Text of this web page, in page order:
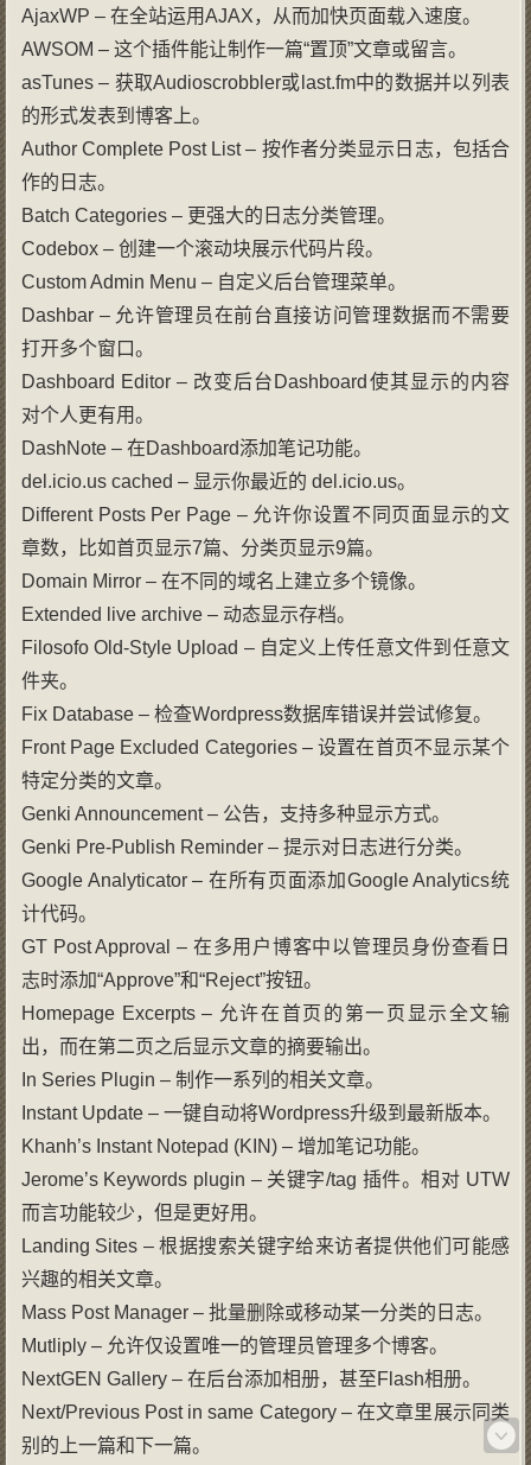
AjaxWP – 在全站运用AJAX，从而加快页面载入速度。
AWSOM – 这个插件能让制作一篇“置顶”文章或留言。
asTunes – 获取Audioscrobbler或last.fm中的数据并以列表
的形式发表到博客上。
Author Complete Post List – 按作者分类显示日志，包括合
作的日志。
Batch Categories – 更强大的日志分类管理。
Codebox – 创建一个滚动块展示代码片段。
Custom Admin Menu – 自定义后台管理菜单。
Dashbar – 允许管理员在前台直接访问管理数据而不需要
打开多个窗口。
Dashboard Editor – 改变后台Dashboard使其显示的内容
对个人更有用。
DashNote – 在Dashboard添加笔记功能。
del.icio.us cached – 显示你最近的 del.icio.us。
Different Posts Per Page – 允许你设置不同页面显示的文
章数，比如首页显示7篇、分类页显示9篇。
Domain Mirror – 在不同的域名上建立多个镜像。
Extended live archive – 动态显示存档。
Filosofo Old-Style Upload – 自定义上传任意文件到任意文
件夹。
Fix Database – 检查Wordpress数据库错误并尝试修复。
Front Page Excluded Categories – 设置在首页不显示某个
特定分类的文章。
Genki Announcement – 公告，支持多种显示方式。
Genki Pre-Publish Reminder – 提示对日志进行分类。
Google Analyticator – 在所有页面添加Google Analytics统
计代码。
GT Post Approval – 在多用户博客中以管理员身份查看日
志时添加“Approve”和“Reject”按钮。
Homepage Excerpts – 允许在首页的第一页显示全文输
出，而在第二页之后显示文章的摘要输出。
In Series Plugin – 制作一系列的相关文章。
Instant Update – 一键自动将Wordpress升级到最新版本。
Khanh’s Instant Notepad (KIN) – 增加笔记功能。
Jerome’s Keywords plugin – 关键字/tag 插件。相对 UTW
而言功能较少，但是更好用。
Landing Sites – 根据搜索关键字给来访者提供他们可能感
兴趣的相关文章。
Mass Post Manager – 批量删除或移动某一分类的日志。
Mutliply – 允许仅设置唯一的管理员管理多个博客。
NextGEN Gallery – 在后台添加相册，甚至Flash相册。
Next/Previous Post in same Category – 在文章里展示同类
别的上一篇和下一篇。